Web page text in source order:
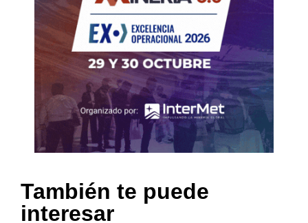
También te puede
interesar